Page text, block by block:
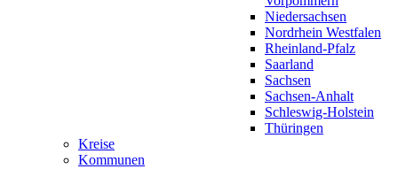
Niedersachsen
Nordrhein Westfalen
Rheinland-Pfalz
Saarland
Sachsen
Sachsen-Anhalt
Schleswig-Holstein
Thüringen
Kreise
Kommunen